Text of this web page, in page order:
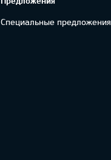
Специальные предложения